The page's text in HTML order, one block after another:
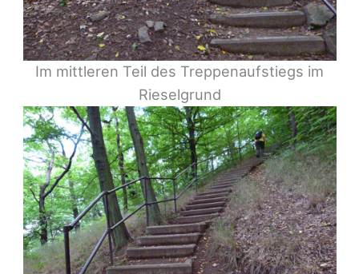
Im mittleren Teil des Treppenaufstiegs im
Rieselgrund